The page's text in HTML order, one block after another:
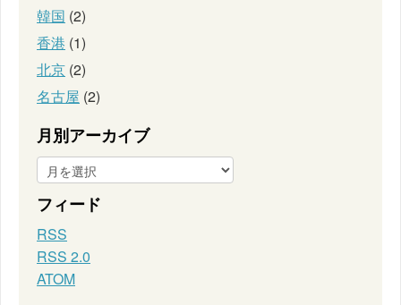
韓国 (2)
香港 (1)
北京 (2)
名古屋 (2)
月別アーカイブ
フィード
RSS
RSS 2.0
ATOM